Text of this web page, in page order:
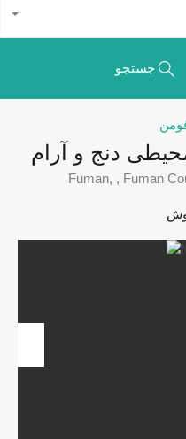
جستجو
دنج و آرام
Fuman, , Fuman